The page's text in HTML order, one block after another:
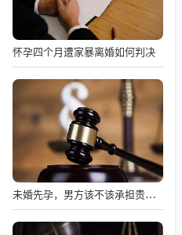
怀孕四个月遭家暴离婚如何判决
未婚先孕，男方该不该承担责任？